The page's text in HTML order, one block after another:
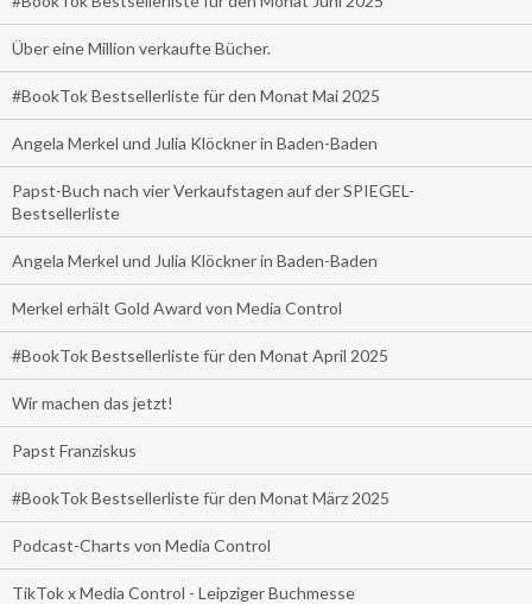
Über eine Million verkaufte Bücher.
#BookTok Bestsellerliste für den Monat Mai 2025
Angela Merkel und Julia Klöckner in Baden-Baden
Papst-Buch nach vier Verkaufstagen auf der SPIEGEL-
Bestsellerliste
Angela Merkel und Julia Klöckner in Baden-Baden
Merkel erhält Gold Award von Media Control
#BookTok Bestsellerliste für den Monat April 2025
Wir machen das jetzt!
Papst Franziskus
#BookTok Bestsellerliste für den Monat März 2025
Podcast-Charts von Media Control
TikTok x Media Control - Leipziger Buchmesse